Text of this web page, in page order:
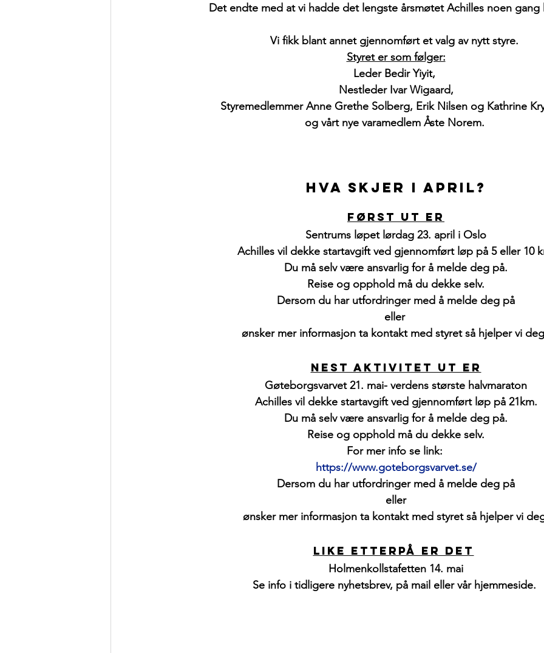
Det endte med at vi hadde det lengste årsmøtet Achilles noen gang
Vi fikk blant annet gjennomført et valg av nytt styre.
Styret er som følger:
Leder Bedir Yiyit,
Nestleder Ivar Wigaard,
Styremedlemmer Anne Grethe Solberg, Erik Nilsen og Kathrine
og vårt nye varamedlem Åste Norem.
Hva skjer i april?
Først ut er
Sentrums løpet lørdag 23. april i Oslo
Achilles vil dekke startavgift ved gjennomført løp på 5 eller 10
Du må selv være ansvarlig for å melde deg på.
Reise og opphold må du dekke selv.
Dersom du har utfordringer med å melde deg på
eller
ønsker mer informasjon ta kontakt med styret så hjelper vi
Nest aktivitet ut er
Gøteborgsvarvet 21. mai- verdens største halvmaraton
Achilles vil dekke startavgift ved gjennomført løp på 21km.
Du må selv være ansvarlig for å melde deg på.
Reise og opphold må du dekke selv.
For mer info se link:
https://www.goteborgsvarvet.se/
Dersom du har utfordringer med å melde deg på
eller
ønsker mer informasjon ta kontakt med styret så hjelper vi
like etterpå er det
Holmenkollstafetten 14. mai
Se info i tidligere nyhetsbrev, på mail eller vår hjemmeside.